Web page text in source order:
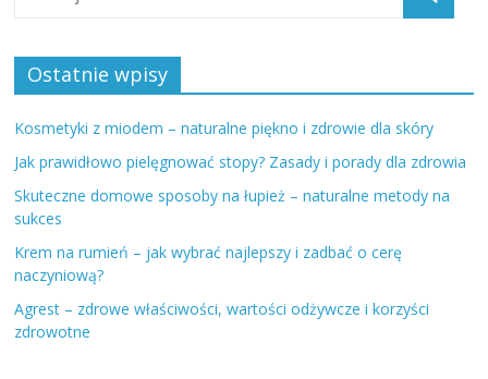
Ostatnie wpisy
Kosmetyki z miodem – naturalne piękno i zdrowie dla skóry
Jak prawidłowo pielęgnować stopy? Zasady i porady dla zdrowia
Skuteczne domowe sposoby na łupież – naturalne metody na
sukces
Krem na rumień – jak wybrać najlepszy i zadbać o cerę
naczyniową?
Agrest – zdrowe właściwości, wartości odżywcze i korzyści
zdrowotne